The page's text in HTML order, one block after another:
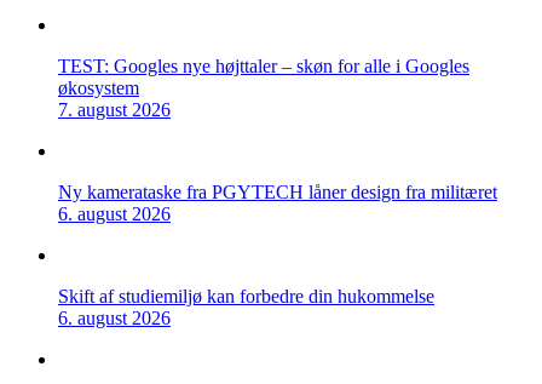
TEST: Googles nye højttaler – skøn for alle i Googles
økosystem
7. august 2026
Ny kamerataske fra PGYTECH låner design fra militæret
6. august 2026
Skift af studiemiljø kan forbedre din hukommelse
6. august 2026